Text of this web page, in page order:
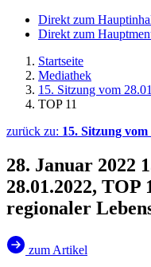
Direkt zum
Direkt zum
Startseite
Mediathek
15. Sitzung vom
TOP 11
zurück zu: 15. Sitzung vom
28. Januar 2022
28.01.2022,
regionaler
zum Artikel